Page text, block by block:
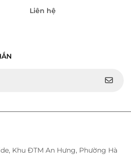
Liên hệ
Khu ĐTM An Hưng, Phường Hà